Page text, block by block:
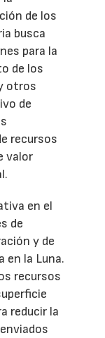
de los
busca
para la
de los
otros
de
recursos
valor
en el
de
y de
en la Luna.
recursos
reducir la